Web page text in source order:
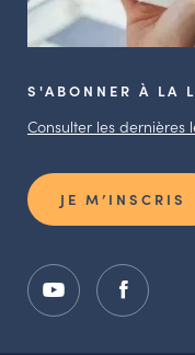
S'ABONNER À LA
Consulter les dernières
JE M’INSCRIS